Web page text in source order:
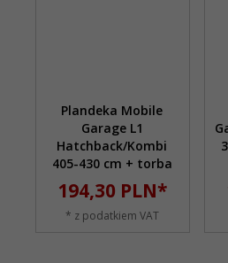
Plandeka Mobile
Garage L1
Hatchback/Kombi
405-430 cm + torba
194,30 PLN*
* z podatkiem VAT